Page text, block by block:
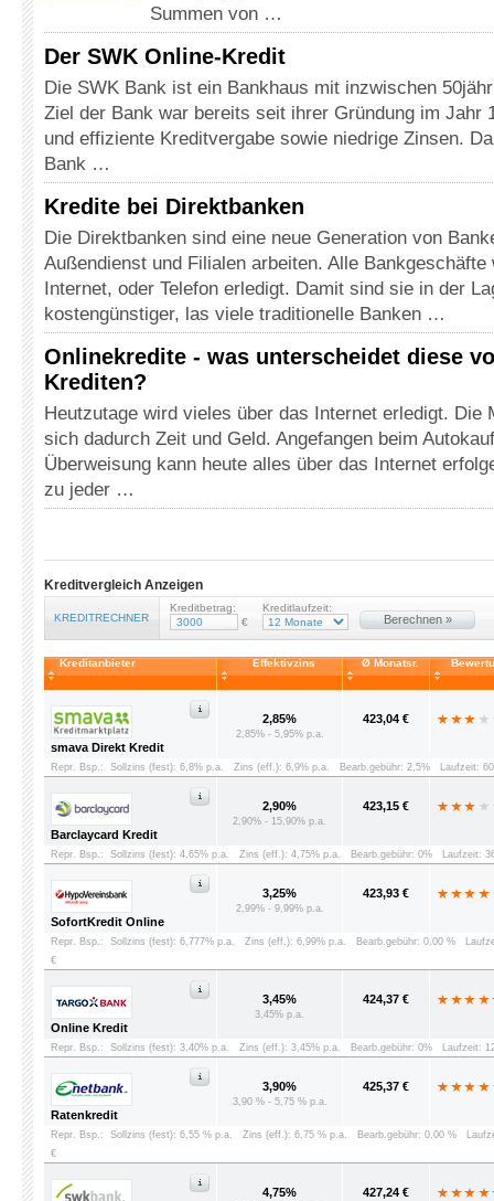
Summen von …
Der SWK Online-Kredit
Die SWK Bank ist ein Bankhaus mit inzwischen
Ziel der Bank war bereits seit ihrer Gründung im Jahr
und effiziente Kreditvergabe sowie niedrige Zinsen.
Bank …
Kredite bei Direktbanken
Die Direktbanken sind eine neue Generation von
Außendienst und Filialen arbeiten. Alle Bankgeschäfte
Internet, oder Telefon erledigt. Damit sind sie in der
kostengünstiger, las viele traditionelle Banken …
Onlinekredite - was unterscheidet diese
Krediten?
Heutzutage wird vieles über das Internet erledigt. Die
sich dadurch Zeit und Geld. Angefangen beim
Überweisung kann heute alles über das Internet
zu jeder …
Kreditvergleich Anzeigen
KREDITRECHNER
Kreditbetrag:
€
Kreditlaufzeit:
Berechnen »
Kreditanbieter Effektivzins Ø Monatsr.
smava Direkt Kredit
2,85%
2,85% - 5,95% p.a.
423,04 €
Repr. Bsp.: Sollzins (fest): 6,8% p.a. Zins (eff.): 6,9% p.a. Bearb.gebühr: 2,5% Laufzeit:
Barclaycard Kredit
2,90%
2,90% - 15,90% p.a.
423,15 €
Repr. Bsp.: Sollzins (fest): 4,65% p.a. Zins (eff.): 4,75% p.a. Bearb.gebühr: 0% Laufzeit:
SofortKredit Online
3,25%
2,99% - 9,99% p.a.
423,93 €
Repr. Bsp.: Sollzins (fest): 6,777% p.a. Zins (eff.): 6,99% p.a. Bearb.gebühr: 0,00 %
€
Online Kredit
3,45%
3,45% p.a.
424,37 €
Repr. Bsp.: Sollzins (fest): 3,40% p.a. Zins (eff.): 3,45% p.a. Bearb.gebühr: 0% Laufzeit:
Ratenkredit
3,90%
3,90 % - 5,75 % p.a.
425,37 €
Repr. Bsp.: Sollzins (fest): 6,55 % p.a. Zins (eff.): 6,75 % p.a. Bearb.gebühr: 0,00 %
€
4,75% 427,24 €